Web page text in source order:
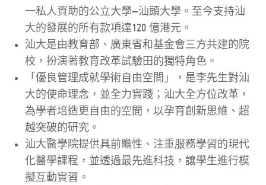
一私人資助的公立大學—汕頭大學。至今支持汕
大的發展的所有款項達120 億港元。
汕大是由教育部、廣東省和基金會三方共建的院
校，扮演著教育改革試驗田的獨特角色。
「優良管理成就學術自由空間」，是李先生對汕
大的使命理念，並全力實踐；汕大全方位改革，
為學者培造更自由的空間，以孕育創新思維、超
越突破的研究。
汕大醫學院提供具前瞻性、注重服務學習的現代
化醫學課程，並透過最先進科技，讓學生進行模
擬互動實習。